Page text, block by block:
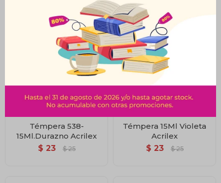
Témpera 538-
15Ml.Durazno Acrilex
$ 23 $ 25
Témpera 15Ml Violeta
Acrilex
$ 23 $ 25